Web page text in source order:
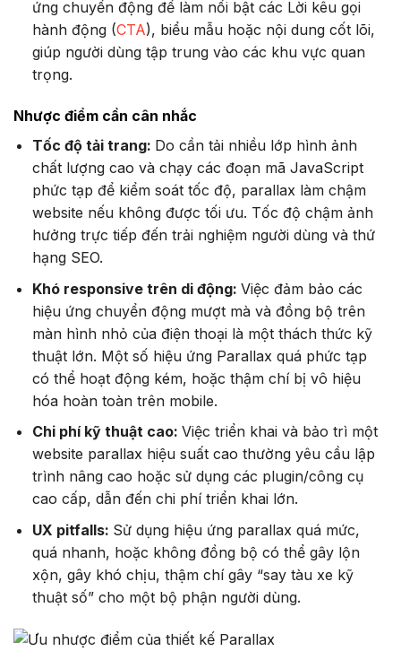
ứng chuyển động để làm nổi bật các Lời kêu gọi
hành động (CTA), biểu mẫu hoặc nội dung cốt lõi,
giúp người dùng tập trung vào các khu vực quan
trọng.
Nhược điểm cần cân nhắc
Tốc độ tải trang: Do cần tải nhiều lớp hình ảnh
chất lượng cao và chạy các đoạn mã JavaScript
phức tạp để kiểm soát tốc độ, parallax làm chậm
website nếu không được tối ưu. Tốc độ chậm ảnh
hưởng trực tiếp đến trải nghiệm người dùng và thứ
hạng SEO.
Khó responsive trên di động: Việc đảm bảo các
hiệu ứng chuyển động mượt mà và đồng bộ trên
màn hình nhỏ của điện thoại là một thách thức kỹ
thuật lớn. Một số hiệu ứng Parallax quá phức tạp
có thể hoạt động kém, hoặc thậm chí bị vô hiệu
hóa hoàn toàn trên mobile.
Chi phí kỹ thuật cao: Việc triển khai và bảo trì một
website parallax hiệu suất cao thường yêu cầu lập
trình nâng cao hoặc sử dụng các plugin/công cụ
cao cấp, dẫn đến chi phí triển khai lớn.
UX pitfalls: Sử dụng hiệu ứng parallax quá mức,
quá nhanh, hoặc không đồng bộ có thể gây lộn
xộn, gây khó chịu, thậm chí gây “say tàu xe kỹ
thuật số” cho một bộ phận người dùng.